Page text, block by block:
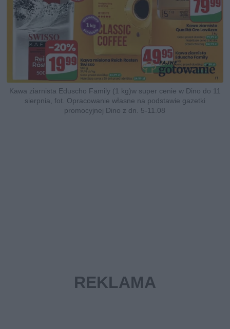
Kawa ziarnista Eduscho Family (1 kg)w super cenie w Dino do 11
sierpnia, fot. Opracowanie własne na podstawie gazetki
promocyjnej Dino z dn. 5-11.08